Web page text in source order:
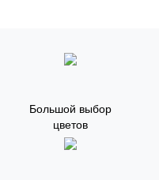
Большой выбор
цветов